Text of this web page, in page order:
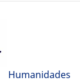
Humanidades